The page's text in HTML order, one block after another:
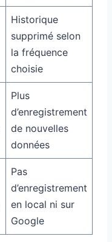
Historique
supprimé selon
la fréquence
choisie
Plus
d’enregistrement
de nouvelles
données
Pas
d’enregistrement
en local ni sur
Google